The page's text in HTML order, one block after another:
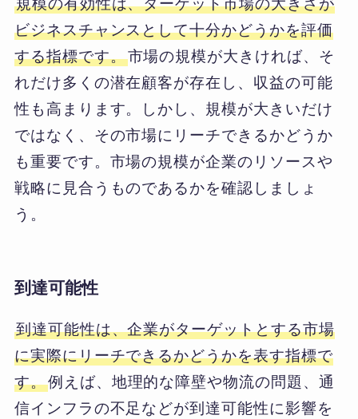
規模の有効性は、ターゲット市場の大きさが
ビジネスチャンスとして十分かどうかを評価
する指標です。市場の規模が大きければ、そ
れだけ多くの潜在顧客が存在し、収益の可能
性も高まります。しかし、規模が大きいだけ
ではなく、その市場にリーチできるかどうか
も重要です。市場の規模が企業のリソースや
戦略に見合うものであるかを確認しましょ
う。
到達可能性
到達可能性は、企業がターゲットとする市場
に実際にリーチできるかどうかを表す指標で
す。例えば、地理的な障壁や物流の問題、通
信インフラの不足などが到達可能性に影響を